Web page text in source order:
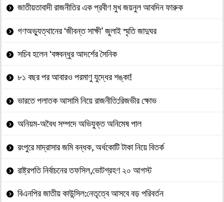
জাতীয়তাবাদী রাজনীতির এক প্রবীণ মুখ জয়নুল আবদিন ফারুক
গণঅভ্যুত্থানের ‘জীবন্ত সাক্ষী’ জুলাই স্মৃতি জাদুঘর
সচিব হলেন ‘বঙ্গবন্ধুর আদর্শের সৈনিক
৮১ বছর পর আবারও পরমাণু যুদ্ধের শঙ্কা!
ভারতে পলাতক আসামি নিয়ে রাজনীতি:রিজভীর ক্ষোভ
অনিয়ম-অবৈধ সম্পদে অভিযুক্ত অনিমেষ পাল
রংপুরে মাদ্রাসার জমি বন্ধক, অর্ধকোটি টাকা নিয়ে বিতর্ক
রাষ্ট্রপতি নির্বাচনের তফসিল,ভোটগ্রহণ ২০ আগস্ট
বিএনপির জাতীয় কাউন্সিল:নেতৃত্বে আসবে বড় পরিবর্তন